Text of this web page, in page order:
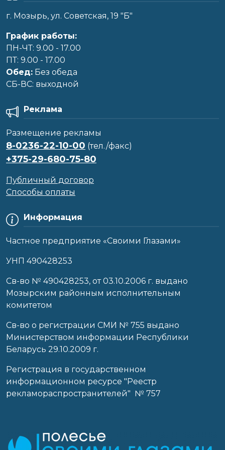
г. Мозырь, ул. Советская, 19 "Б"
График работы:
ПН-ЧТ: 9.00 - 17.00
ПТ: 9.00 - 17.00
Обед: Без обеда
CБ-ВС: выходной
Информация
Частное предприятие «Своими Глазами»
УНП 490428253
Cв-во № 490428253, от 03.10.2006 г. выдано
Мозырским районным исполнительным
комитетом
Св-во о регистрации СМИ № 755 выдано
Министерством информации Республики
Беларусь 29.10.2009 г.
Регистрация в государственном
информационном ресурсе "Реестр
рекламораспространителей" № 757
Реклама
Размещение рекламы
8-0236-22-10-00 (тел./факс)
+375-29-680-75-80
Публичный договор
Способы оплаты